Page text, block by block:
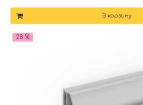
В корзину
28 %